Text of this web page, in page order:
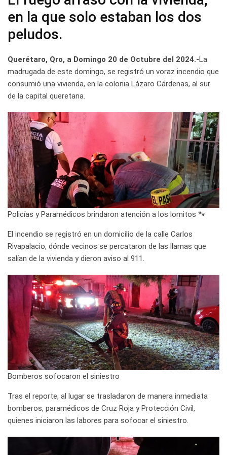
en la que solo estaban los dos
peludos.
Querétaro, Qro, a Domingo 20 de Octubre del 2024.-La
madrugada de este domingo, se registró un voraz incendio que
consumió una vivienda, en la colonia Lázaro Cárdenas, al sur
de la capital queretana.
Policías y Paramédicos brindaron atención a los lomitos 🐾
El incendio se registró en un domicilio de la calle Carlos
Rivapalacio, dónde vecinos se percataron de las llamas que
salían de la vivienda y dieron aviso al 911.
Bomberos sofocaron el siniestro
Tras el reporte, al lugar se trasladaron de manera inmediata
bomberos, paramédicos de Cruz Roja y Protección Civil,
quienes iniciaron las labores para sofocar el siniestro.